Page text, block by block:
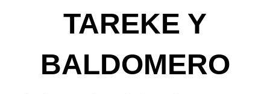
TAREKE Y
BALDOMERO